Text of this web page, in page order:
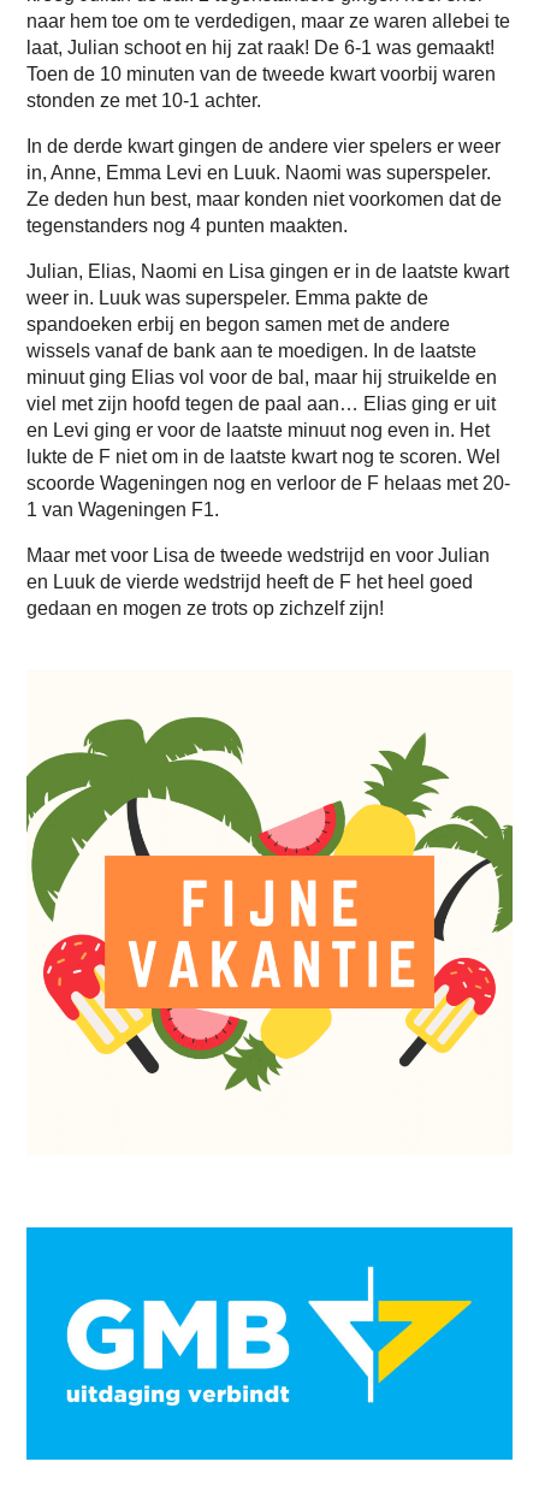
naar hem toe om te verdedigen, maar ze waren allebei te
laat, Julian schoot en hij zat raak! De 6-1 was gemaakt!
Toen de 10 minuten van de tweede kwart voorbij waren
stonden ze met 10-1 achter.
In de derde kwart gingen de andere vier spelers er weer
in, Anne, Emma Levi en Luuk. Naomi was superspeler.
Ze deden hun best, maar konden niet voorkomen dat de
tegenstanders nog 4 punten maakten.
Julian, Elias, Naomi en Lisa gingen er in de laatste kwart
weer in. Luuk was superspeler. Emma pakte de
spandoeken erbij en begon samen met de andere
wissels vanaf de bank aan te moedigen. In de laatste
minuut ging Elias vol voor de bal, maar hij struikelde en
viel met zijn hoofd tegen de paal aan… Elias ging er uit
en Levi ging er voor de laatste minuut nog even in. Het
lukte de F niet om in de laatste kwart nog te scoren. Wel
scoorde Wageningen nog en verloor de F helaas met 20-
1 van Wageningen F1.
Maar met voor Lisa de tweede wedstrijd en voor Julian
en Luuk de vierde wedstrijd heeft de F het heel goed
gedaan en mogen ze trots op zichzelf zijn!